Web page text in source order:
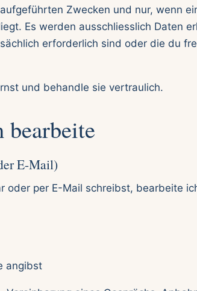
Zwecken und nur, wenn
Es werden ausschliesslich Daten
erforderlich sind oder die du
und behandle sie vertraulich.
bearbeite
E-Mail)
oder per E-Mail schreibst, bearbeite
angibst